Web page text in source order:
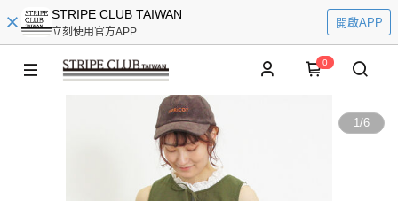
STRIPE CLUB TAIWAN
立刻使用官方APP
開啟APP
0
1/6